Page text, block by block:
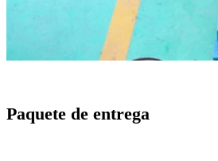
Paquete de entrega